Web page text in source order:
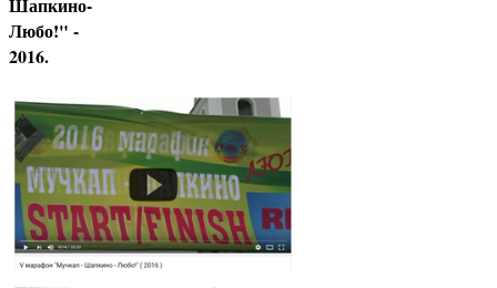
Шапкино-
Любо!" -
2016.